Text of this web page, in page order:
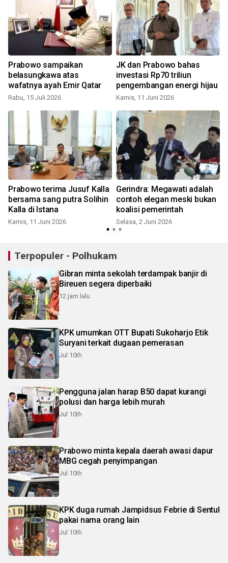
Prabowo sampaikan
belasungkawa atas
wafatnya ayah Emir Qatar
Rabu, 15 Juli 2026
JK dan Prabowo bahas
investasi Rp70 triliun
pengembangan energi hijau
Kamis, 11 Juni 2026
Prabowo terima Jusuf Kalla
bersama sang putra Solihin
Kalla di Istana
Kamis, 11 Juni 2026
Gerindra: Megawati adalah
contoh elegan meski bukan
koalisi pemerintah
Selasa, 2 Juni 2026
Terpopuler - Polhukam
Gibran minta sekolah terdampak banjir di
Bireuen segera diperbaiki
12 jam lalu
KPK umumkan OTT Bupati Sukoharjo Etik
Suryani terkait dugaan pemerasan
Jul 10th
Pengguna jalan harap B50 dapat kurangi
polusi dan harga lebih murah
Jul 10th
Prabowo minta kepala daerah awasi dapur
MBG cegah penyimpangan
Jul 10th
KPK duga rumah Jampidsus Febrie di Sentul
pakai nama orang lain
Jul 10th